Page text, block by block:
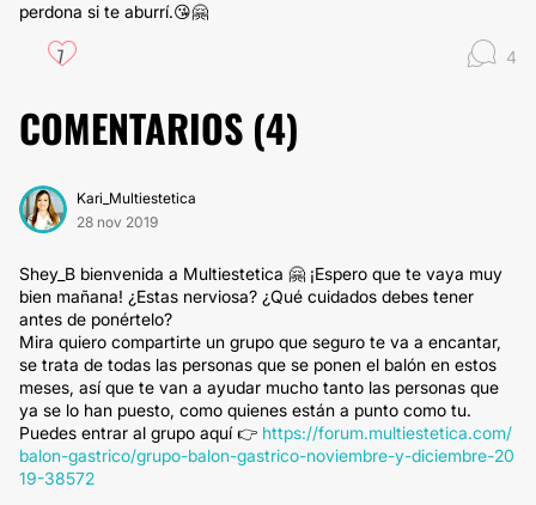
perdona si te aburrí.😘🤗
7 4
COMENTARIOS (4)
Kari_Multiestetica
28 nov 2019
Shey_B bienvenida a Multiestetica 🤗 ¡Espero que te vaya muy
bien mañana! ¿Estas nerviosa? ¿Qué cuidados debes tener
antes de ponértelo?
Mira quiero compartirte un grupo que seguro te va a encantar,
se trata de todas las personas que se ponen el balón en estos
meses, así que te van a ayudar mucho tanto las personas que
ya se lo han puesto, como quienes están a punto como tu.
Puedes entrar al grupo aquí 👉 https://forum.multiestetica.com/
balon-gastrico/grupo-balon-gastrico-noviembre-y-diciembre-20
19-38572